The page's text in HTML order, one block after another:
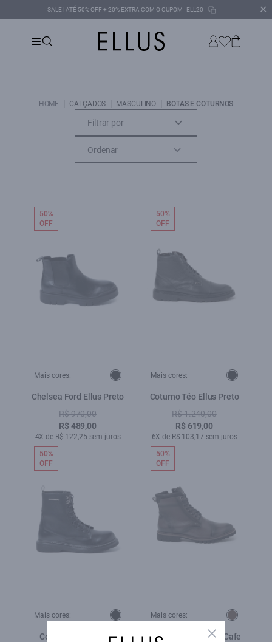
SALE | ATÉ 50% OFF + 20% EXTRA COM O CUPOM ELL20 ✕
HOME | CALÇADOS | MASCULINO | BOTAS E COTURNOS
Filtrar por
Mais cores:
Chelsea Ford Ellus Preto
R$ 970,00
R$ 489,00
4X de R$ 122,25 sem juros
50%
OFF
Mais cores:
Coturno Téo Ellus Preto
R$ 1.240,00
R$ 619,00
6X de R$ 103,17 sem juros
50%
OFF
Mais cores:
Coturno Boone Ellus
50%
OFF
Mais cores:
Coturno Ryder Ellus Cafe
50%
OFF
Close